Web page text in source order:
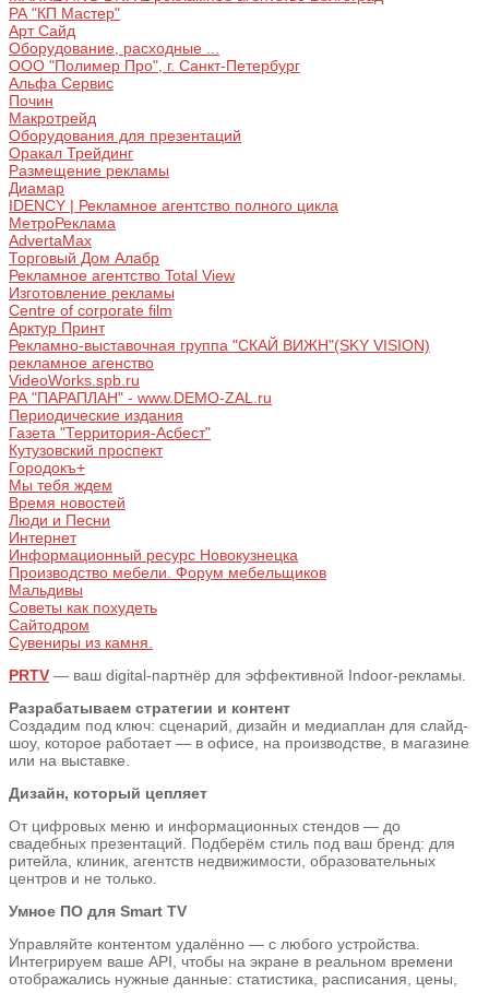
РА "КП Мастер"
Арт Сайд
Оборудование, расходные ...
ООО "Полимер Про", г. Санкт-Петербург
Альфа Сервис
Почин
Макротрейд
Оборудования для презентаций
Оракал Трейдинг
Размещение рекламы
Диамар
IDENCY | Рекламное агентство полного цикла
МетроРеклама
AdvertaMax
Торговый Дом Алабр
Рекламное агентство Total View
Изготовление рекламы
Centre of corporate film
Арктур Принт
Рекламно-выставочная группа "СКАЙ ВИЖН"(SKY VISION)
рекламное агенство
VideoWorks.spb.ru
РА "ПАРАПЛАН" - www.DEMO-ZAL.ru
Периодические издания
Газета "Территория-Асбест"
Кутузовский проспект
Городокъ+
Мы тебя ждем
Время новостей
Люди и Песни
Интернет
Информационный ресурс Новокузнецка
Производство мебели. Форум мебельщиков
Мальдивы
Советы как похудеть
Сайтодром
Сувениры из камня.
PRTV — ваш digital-партнёр для эффективной Indoor-рекламы.
Разрабатываем стратегии и контент
Создадим под ключ: сценарий, дизайн и медиаплан для слайд-
шоу, которое работает — в офисе, на производстве, в магазине
или на выставке.
Дизайн, который цепляет
От цифровых меню и информационных стендов — до
свадебных презентаций. Подберём стиль под ваш бренд: для
ритейла, клиник, агентств недвижимости, образовательных
центров и не только.
Умное ПО для Smart TV
Управляйте контентом удалённо — с любого устройства.
Интегрируем ваше API, чтобы на экране в реальном времени
отображались нужные данные: статистика, расписания, цены,